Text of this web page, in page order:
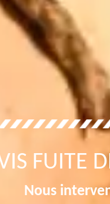
FUITE
Nous